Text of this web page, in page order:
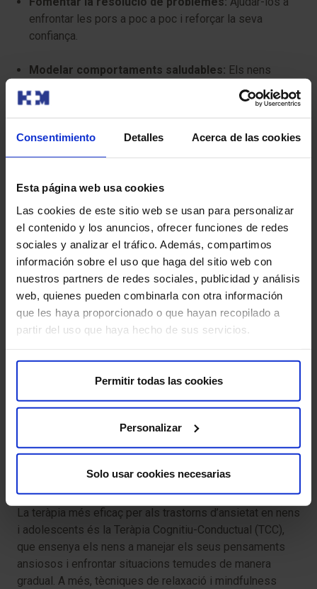
Consentimiento Detalles Acerca de las cookies
Esta página web usa cookies
Las cookies de este sitio web se usan para personalizar
el contenido y los anuncios, ofrecer funciones de redes
sociales y analizar el tráfico. Además, compartimos
información sobre el uso que haga del sitio web con
nuestros partners de redes sociales, publicidad y análisis
web, quienes pueden combinarla con otra información
que les haya proporcionado o que hayan recopilado a
partir del uso que haya hecho de sus servicios.
Permitir todas las cookies
Personalizar
Solo usar cookies necesarias
enfrontar les pors a poc a poc i reforçar la seva
confiança.
Modelar comportaments saludables: Els nens
aprenen observant, per la qual cosa és important que
els pares manegin el seu propi estrès de manera
positiva
4. Quan Cercar Ajuda Professional
Si l’ansietat interfereix significativament amb la vida del
nen, és hora de cercar ajuda professional. Els signes
d’alarma inclouen:
Dificultat per assistir a lescola o participar en
activitats socials.
Canvis a la gana o el somni.
Pensaments negatius repetitius o senyals de
Un psicòleg o un psiquiatre infantil pot proporcionar el
tractament adequat per ajudar a manejar l’ansietat de
5. Tractaments Eficaços per a
l’Ansietat Infantil
La teràpia més eficaç per als trastorns d’ansietat en nens
i adolescents és la Teràpia Cognitiu-Conductual (TCC),
que ensenya els nens a manejar els seus pensaments
ansiosos i enfrontar situacions temudes de manera
gradual. A més, tècniques de relaxació i mindfulness